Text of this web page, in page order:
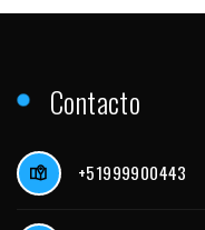
Contacto
+51999900443